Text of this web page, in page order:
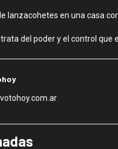
lanzacohetes en una casa
del poder y el control